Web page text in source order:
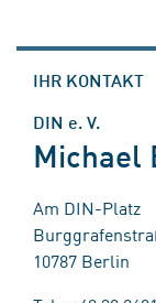
IHR KONTAKT
DIN e. V.
Michael
Am DIN-Platz
10787 Berlin